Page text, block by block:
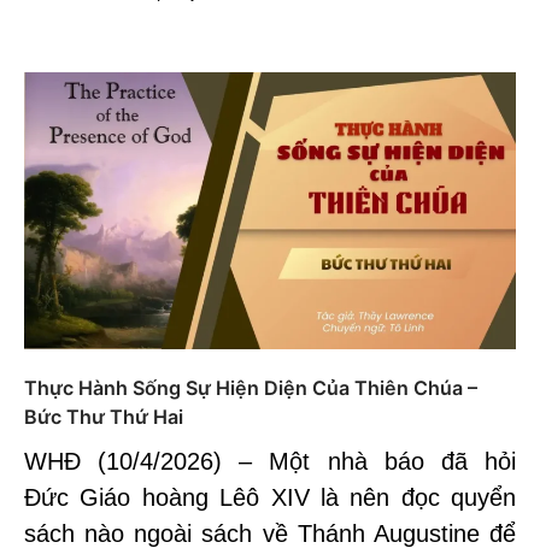
Thực Hành Sống Sự Hiện Diện Của Thiên Chúa –
Bức Thư Thứ Hai
WHĐ (10/4/2026) – Một nhà báo đã hỏi
Đức Giáo hoàng Lêô XIV là nên đọc quyển
sách nào ngoài sách về Thánh Augustine để